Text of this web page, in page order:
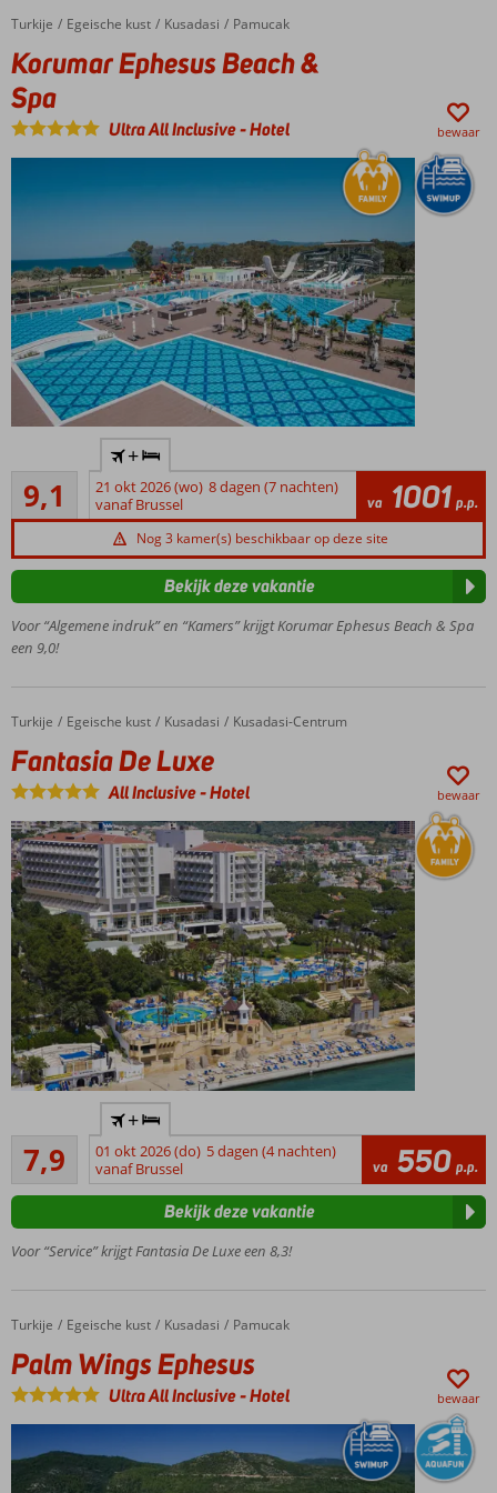
glijbanen
Goede
vriendelijk
personeel
Home
Turkije Egeische kust Kusadasi Pamucak
Korumar Ephesus Beach & Spa
Korumar Ephesus Beach &
Spa
Ultra All Inclusive-Hotel bewaar
luxe
hotel
aan
strand
3 à-la-
carterestaurants
Zwembad
glijbanen
Miniclub
kinderen
9,1
Uitstekend
17
beoordelingen
+
21 okt 2026 (wo) 8 dagen (7 nachten)
vanaf Brussel
va 1001 p.p.
Nog 3 kamer(s) beschikbaar op deze site
Voor “Algemene indruk” en “Kamers” krijgt Korumar Ephesus Beach & Spa
een 9,0!
Bekijk deze vakantie
Home
Turkije Egeische kust Kusadasi Kusadasi-Centrum
Fantasia De Luxe
Fantasia De Luxe
All Inclusive-Hotel bewaar
het
strand
Ruime
Volop
voor jong
7,9
32
beoordelingen
+
01 okt 2026 (do) 5 dagen (4 nachten)
vanaf Brussel
va 550 p.p.
Voor “Service” krijgt Fantasia De Luxe een 8,3!
Bekijk deze vakantie
Home
Turkije Egeische kust Kusadasi Pamucak
Palm Wings Ephesus
Palm Wings Ephesus
Ultra All Inclusive-Hotel bewaar